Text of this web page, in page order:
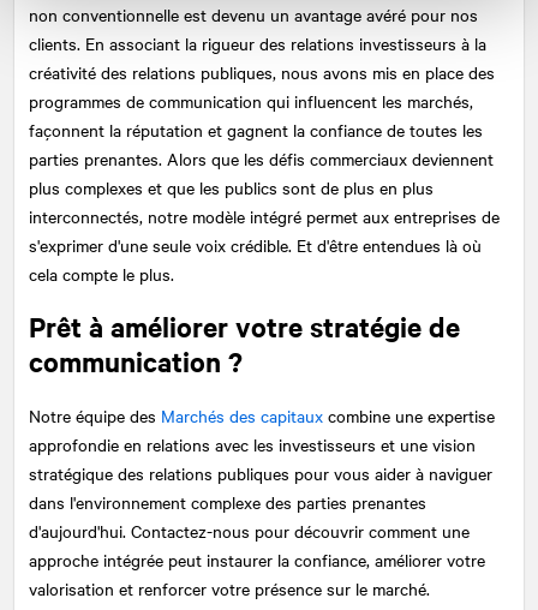
non conventionnelle est devenu un avantage avéré pour nos
clients. En associant la rigueur des relations investisseurs à la
créativité des relations publiques, nous avons mis en place des
programmes de communication qui influencent les marchés,
façonnent la réputation et gagnent la confiance de toutes les
parties prenantes. Alors que les défis commerciaux deviennent
plus complexes et que les publics sont de plus en plus
interconnectés, notre modèle intégré permet aux entreprises de
s'exprimer d'une seule voix crédible. Et d'être entendues là où
cela compte le plus.
Prêt à améliorer votre stratégie de
communication ?
Notre équipe des Marchés des capitaux combine une expertise
approfondie en relations avec les investisseurs et une vision
stratégique des relations publiques pour vous aider à naviguer
dans l'environnement complexe des parties prenantes
d'aujourd'hui. Contactez-nous pour découvrir comment une
approche intégrée peut instaurer la confiance, améliorer votre
valorisation et renforcer votre présence sur le marché.